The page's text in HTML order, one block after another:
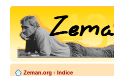
Zeman.org ‹ Indice